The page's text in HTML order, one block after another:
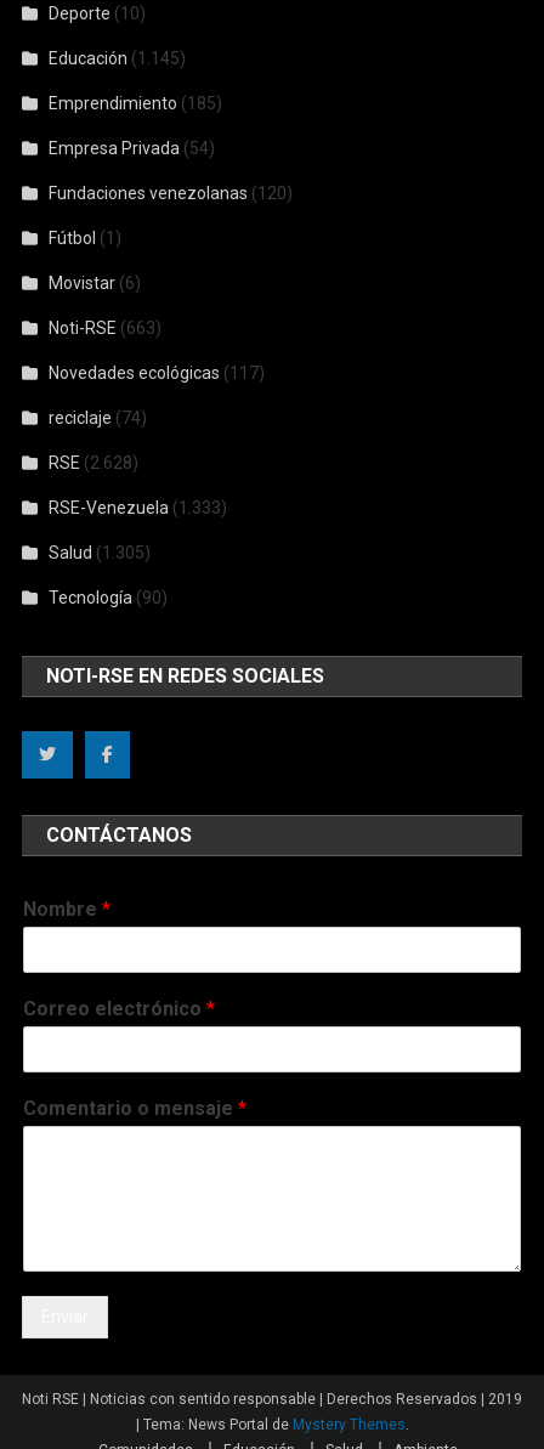
Deporte (10)
Educación (1.145)
Emprendimiento (185)
Empresa Privada (54)
Fundaciones venezolanas (120)
Fútbol (1)
Movistar (6)
Noti-RSE (663)
Novedades ecológicas (117)
reciclaje (74)
RSE (2.628)
RSE-Venezuela (1.333)
Salud (1.305)
Tecnología (90)
NOTI-RSE EN REDES SOCIALES
CONTÁCTANOS
Nombre*
Correo electrónico*
Comentario o mensaje*
Noti RSE | Noticias con sentido responsable | Derechos Reservados | 2019
Tema: News Portal de Mystery Themes.